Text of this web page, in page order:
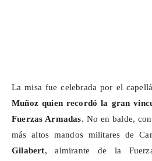
La misa fue celebrada por el
Muñoz quien recordó la gran
Fuerzas Armadas. No en balde,
más altos mandos militares de
Gilabert, almirante de la